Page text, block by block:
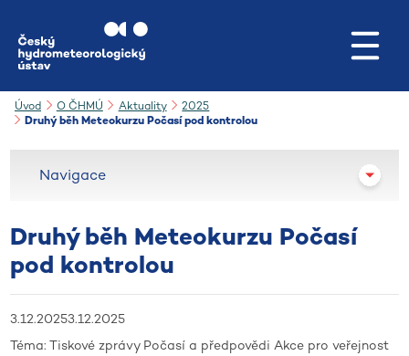
Úvod O ČHMÚ Aktuality
2025
Druhý běh Meteokurzu Počasí pod kontrolou
Druhý běh Meteokurzu Počasí
pod kontrolou
3.12.20253.12.2025
Téma: Tiskové zprávy Počasí a předpovědi Akce pro veřejnost
Navigace